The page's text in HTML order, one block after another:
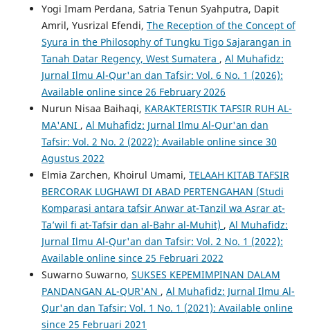
Yogi Imam Perdana, Satria Tenun Syahputra, Dapit
Amril, Yusrizal Efendi, The Reception of the Concept of
Syura in the Philosophy of Tungku Tigo Sajarangan in
Tanah Datar Regency, West Sumatera , Al Muhafidz:
Jurnal Ilmu Al-Qur'an dan Tafsir: Vol. 6 No. 1 (2026):
Available online since 26 February 2026
Nurun Nisaa Baihaqi, KARAKTERISTIK TAFSIR RUH AL-
MA'ANI , Al Muhafidz: Jurnal Ilmu Al-Qur'an dan
Tafsir: Vol. 2 No. 2 (2022): Available online since 30
Agustus 2022
Elmia Zarchen, Khoirul Umami, TELAAH KITAB TAFSIR
BERCORAK LUGHAWI DI ABAD PERTENGAHAN (Studi
Komparasi antara tafsir Anwar at-Tanzil wa Asrar at-
Ta’wil fi at-Tafsir dan al-Bahr al-Muhit) , Al Muhafidz:
Jurnal Ilmu Al-Qur'an dan Tafsir: Vol. 2 No. 1 (2022):
Available online since 25 Februari 2022
Suwarno Suwarno, SUKSES KEPEMIMPINAN DALAM
PANDANGAN AL-QUR'AN , Al Muhafidz: Jurnal Ilmu Al-
Qur'an dan Tafsir: Vol. 1 No. 1 (2021): Available online
since 25 Februari 2021